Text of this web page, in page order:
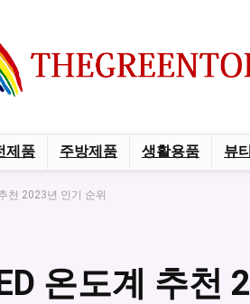
제품 주방제품 생활용품 뷰
천 2023년 인기 순위
온도계 추천